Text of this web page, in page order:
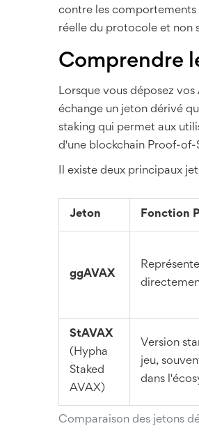
contre les comportements
réelle du protocole et non
Comprendre
Lorsque vous déposez
échange un jeton dérivé
staking qui permet aux
d'une blockchain Proof-of-
Il existe deux principaux
Comparaison des jetons
Jeton Fonction
ggAVAX
StAVAX
(Hypha
Staked
AVAX)
Version
jeu,
dans